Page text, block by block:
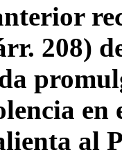
208)
en
al